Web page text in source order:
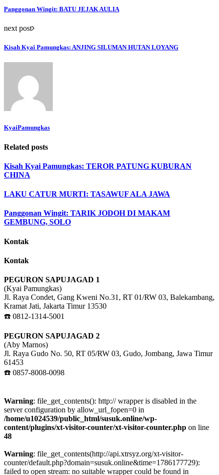
Panggonan Wingit: BATU JEJAK AULIA
next post
Kisah Kyai Pamungkas: ANJING SILUMAN HUTAN LOYANG
KyaiPamungkas
Related posts
Kisah Kyai Pamungkas: TEROR PATUNG KUBURAN
CHINA
LAKU CATUR MURTI: TASAWUF ALA JAWA
Panggonan Wingit: TARIK JODOH DI MAKAM
GEMBUNG, SOLO
Kontak
Kontak
PEGURON SAPUJAGAD 1
(Kyai Pamungkas)
Jl. Raya Condet, Gang Kweni No.31, RT 01/RW 03, Balekambang,
Kramat Jati, Jakarta Timur 13530
☎️ 0812-1314-5001
PEGURON SAPUJAGAD 2
(Aby Marnos)
Jl. Raya Gudo No. 50, RT 05/RW 03, Gudo, Jombang, Jawa Timur
61453
☎️ 0857-8008-0098
Warning: file_get_contents(): http:// wrapper is disabled in the
server configuration by allow_url_fopen=0 in
/home/u1024539/public_html/susuk.online/wp-
content/plugins/xt-visitor-counter/xt-visitor-counter.php on line
48
Warning: file_get_contents(http://api.xtrsyz.org/xt-visitor-
counter/default.php?domain=susuk.online&time=1786177729):
failed to open stream: no suitable wrapper could be found in